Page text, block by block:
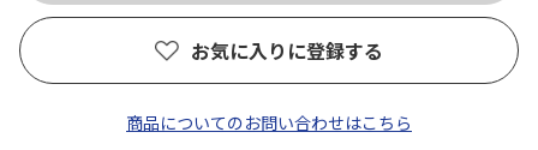
お気に入りに登録する
商品についてのお問い合わせはこちら